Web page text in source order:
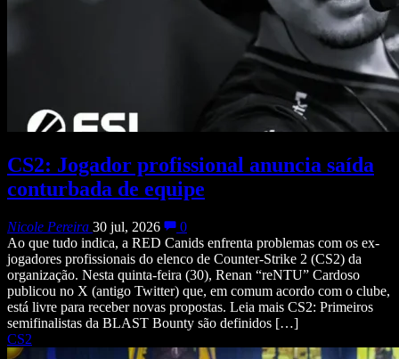
CS2: Jogador profissional anuncia saída
conturbada de equipe
Nicole Pereira 30 jul, 2026
0
Ao que tudo indica, a RED Canids enfrenta problemas com os ex-
jogadores profissionais do elenco de Counter-Strike 2 (CS2) da
organização. Nesta quinta-feira (30), Renan “reNTU” Cardoso
publicou no X (antigo Twitter) que, em comum acordo com o clube,
está livre para receber novas propostas. Leia mais CS2: Primeiros
semifinalistas da BLAST Bounty são definidos […]
CS2